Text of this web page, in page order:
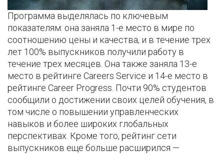
Программа выделялась по ключевым
показателям: она заняла 1-е место в мире по
соотношению цены и качества, и в течение трех
лет 100% выпускников получили работу в
течение трех месяцев. Она также заняла 13-е
место в рейтинге Careers Service и 14-е место в
рейтинге Career Progress. Почти 90% студентов
сообщили о достижении своих целей обучения, в
том числе о повышении управленческих
навыков и более широких глобальных
перспективах. Кроме того, рейтинг сети
выпускников еще больше расширился —